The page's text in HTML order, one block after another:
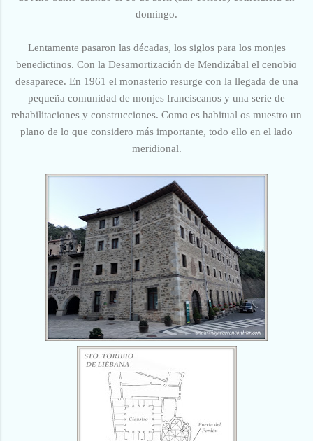
domingo.
Lentamente pasaron las décadas, los siglos para los monjes
benedictinos. Con la Desamortización de Mendizábal el cenobio
desaparece. En 1961 el monasterio resurge con la llegada de una
pequeña comunidad de monjes franciscanos y una serie de
rehabilitaciones y construcciones. Como es habitual os muestro un
plano de lo que considero más importante, todo ello en el lado
meridional.